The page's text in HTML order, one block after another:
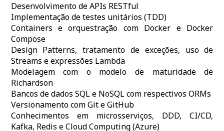
Desenvolvimento de APIs RESTful
Implementação de testes unitários (TDD)
Containers e orquestração com Docker e Docker
Compose
Design Patterns, tratamento de exceções, uso de
Streams e expressões Lambda
Modelagem com o modelo de maturidade de
Richardson
Bancos de dados SQL e NoSQL com respectivos ORMs
Versionamento com Git e GitHub
Conhecimentos em microsserviços, DDD, CI/CD,
Kafka, Redis e Cloud Computing (Azure)